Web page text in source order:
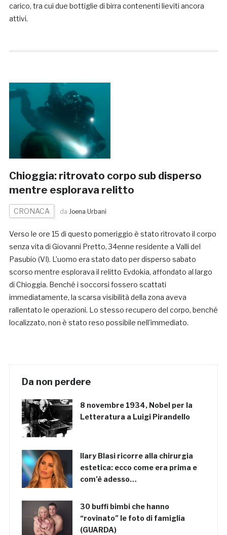
carico, tra cui due bottiglie di birra contenenti lieviti ancora
attivi.
Chioggia: ritrovato corpo sub disperso
mentre esplorava relitto
CRONACA da Joena Urbani
Verso le ore 15 di questo pomeriggio è stato ritrovato il corpo
senza vita di Giovanni Pretto, 34enne residente a Valli del
Pasubio (VI). L’uomo era stato dato per disperso sabato
scorso mentre esplorava il relitto Evdokia, affondato al largo
di Chioggia. Benché i soccorsi fossero scattati
immediatamente, la scarsa visibilità della zona aveva
rallentato le operazioni. Lo stesso recupero del corpo, benché
localizzato, non è stato reso possibile nell’immediato.
Da non perdere
8 novembre 1934, Nobel per la
Letteratura a Luigi Pirandello
Ilary Blasi ricorre alla chirurgia
estetica: ecco come era prima e
com’è adesso…
30 buffi bimbi che hanno
“rovinato” le foto di famiglia
(GUARDA)